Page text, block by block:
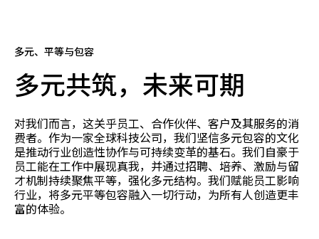
多元、平等与包容
多元共筑，未来可期
对我们而言，这关乎员工、合作伙伴、客户及其服务的消
费者。作为一家全球科技公司，我们坚信多元包容的文化
是推动行业创造性协作与可持续变革的基石。我们自豪于
员工能在工作中展现真我，并通过招聘、培养、激励与留
才机制持续聚焦平等，强化多元结构。我们赋能员工影响
行业，将多元平等包容融入一切行动，为所有人创造更丰
富的体验。